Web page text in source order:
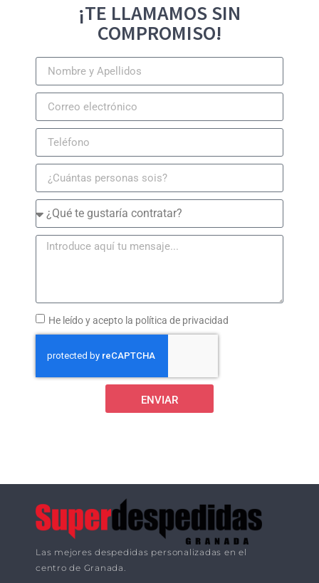
¡TE LLAMAMOS SIN
COMPROMISO!
He leído y acepto la política de privacidad
ENVIAR
Las mejores despedidas personalizadas en el
centro de Granada.